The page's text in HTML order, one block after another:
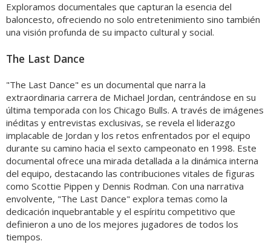
Exploramos documentales que capturan la esencia del
baloncesto, ofreciendo no solo entretenimiento sino también
una visión profunda de su impacto cultural y social.
The Last Dance
"The Last Dance" es un documental que narra la
extraordinaria carrera de Michael Jordan, centrándose en su
última temporada con los Chicago Bulls. A través de imágenes
inéditas y entrevistas exclusivas, se revela el liderazgo
implacable de Jordan y los retos enfrentados por el equipo
durante su camino hacia el sexto campeonato en 1998. Este
documental ofrece una mirada detallada a la dinámica interna
del equipo, destacando las contribuciones vitales de figuras
como Scottie Pippen y Dennis Rodman. Con una narrativa
envolvente, "The Last Dance" explora temas como la
dedicación inquebrantable y el espíritu competitivo que
definieron a uno de los mejores jugadores de todos los
tiempos.